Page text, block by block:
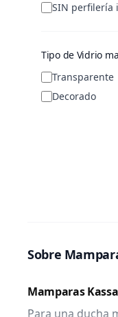
SIN perfilería
Tipo de Vidrio
Transparente
Decorado
Sobre
Mamparas
Para una ducha